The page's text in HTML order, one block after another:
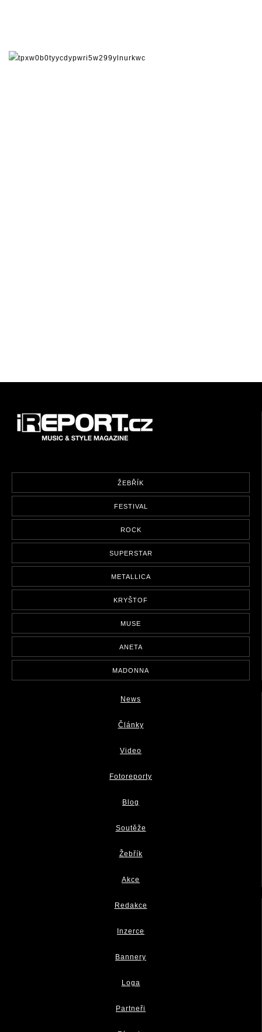
ŽEBŘÍK
FESTIVAL
ROCK
SUPERSTAR
METALLICA
KRYŠTOF
MUSE
ANETA
MADONNA
News
Články
Video
Fotoreporty
Blog
Soutěže
Žebřík
Akce
Redakce
Inzerce
Bannery
Loga
Partneři